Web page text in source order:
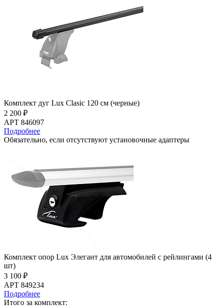
Комплект дуг Lux Clasic 120 см (черные)
2 200 ₽
АРТ 846097
Подробнее
Обязательно, если отсутствуют установочные адаптеры
Комплект опор Lux Элегант для автомобилей с рейлингами (4
шт)
3 100 ₽
АРТ 849234
Подробнее
Итого за комплект: